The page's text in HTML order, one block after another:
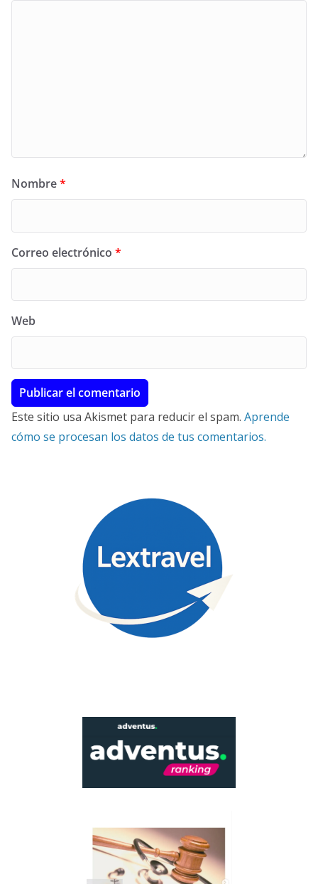
Nombre*
Correo electrónico *
Web
Este sitio usa Akismet para reducir el spam. Aprende
cómo se procesan los datos de tus comentarios.